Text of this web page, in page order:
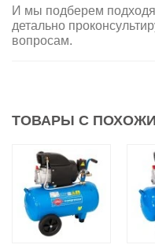
И мы подберем
детально
вопросам.
ТОВАРЫ С